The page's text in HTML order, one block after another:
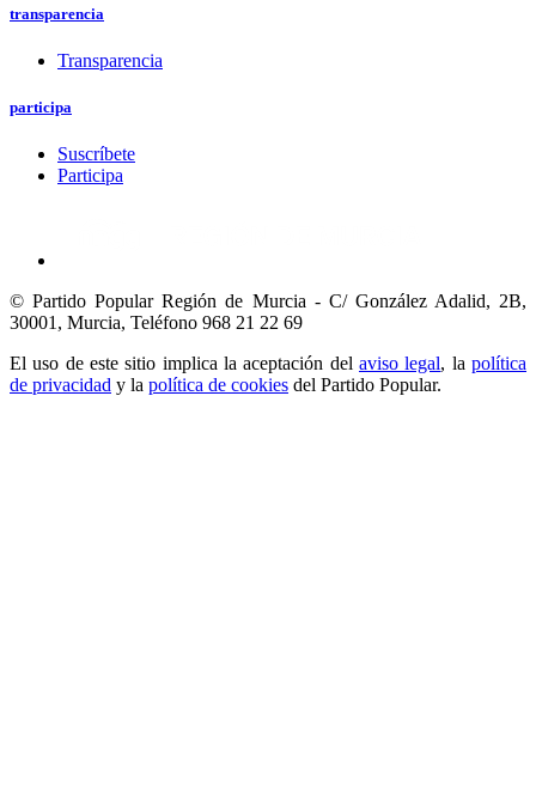
transparencia
Transparencia
participa
Suscríbete
Participa
© Partido Popular Región de Murcia - C/ González Adalid, 2B,
30001, Murcia, Teléfono 968 21 22 69
El uso de este sitio implica la aceptación del aviso legal, lapolítica
de privacidad y la política de cookies del Partido Popular.